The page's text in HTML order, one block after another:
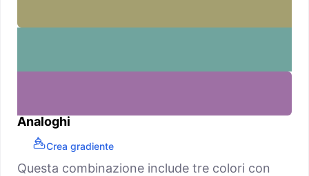
Analoghi
Crea gradiente
Questa combinazione include tre colori con